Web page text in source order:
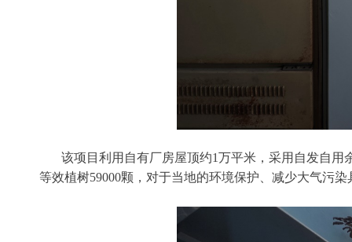
该项目利用自有厂房屋顶约1万平米，采用自发自用
等效植树59000颗，对于当地的环境保护、减少大气污